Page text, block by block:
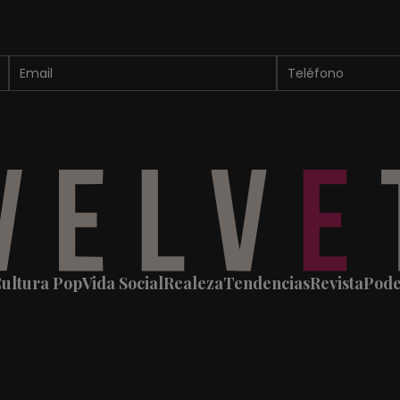
PopVida SocialRealezaTendenciasRevista